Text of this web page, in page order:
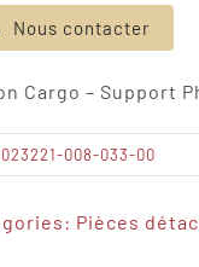
Frison
-
Support
Phare
Nous contacter
Cargo – Support
023221-008-033-00
Pièces